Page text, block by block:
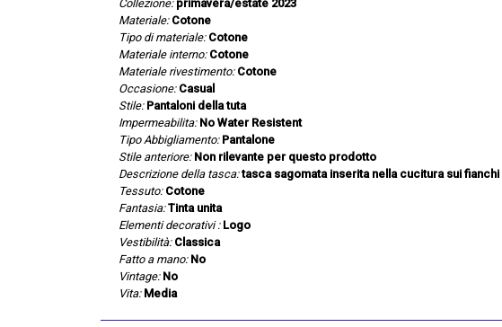
Collezione: primavera/estate 2023
Materiale: Cotone
Tipo di materiale: Cotone
Materiale interno: Cotone
Materiale rivestimento: Cotone
Occasione: Casual
Stile: Pantaloni della tuta
Impermeabilita: No Water Resistent
Tipo Abbigliamento: Pantalone
Stile anteriore: Non rilevante per questo prodotto
Descrizione della tasca: tasca sagomata inserita nella cucitura sui fianchi
Tessuto: Cotone
Fantasia: Tinta unita
Elementi decorativi : Logo
Vestibilità: Classica
Fatto a mano: No
Vintage: No
Vita: Media